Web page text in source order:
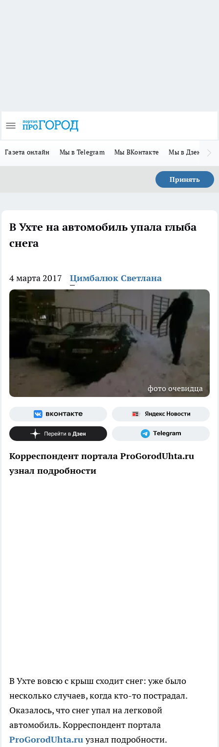
Газета онлайн Мы в Telegram Мы ВКонтакте Мы в Дзене
Принять
В Ухте на автомобиль упала глыба
снега
4 марта 2017 Цимбалюк Светлана
фото очевидца
Корреспондент портала ProGorodUhta.ru
узнал подробности
В Ухте вовсю с крыш сходит снег: уже было
несколько случаев, когда кто-то пострадал.
Оказалось, что снег упал на легковой
автомобиль. Корреспондент портала
ProGorodUhta.ruузнал подробности.